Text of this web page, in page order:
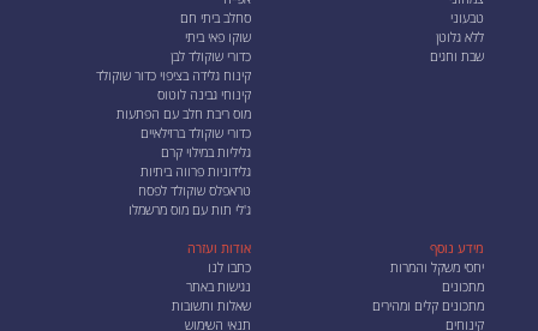
טבעוני
ללא גלוטן
שבת וחגים
סחלב ביתי חם
שוקו פאי ביתי
כדורי שוקולד לבן
קינוח גלידה בציפוי כדור שוקולד
קינוחי גבינה לוטוס
מוס ריבת חלב עם הפתעות
כדורי שוקולד ברזילאיים
גליליות במילוי קרם
גלידוניות פרווה ביתיות
טראפלס שוקולד לפסח
ג'לי תות עם מוס מרשמלו
מידע נוסף
יחסי משקל והמרות
מתכונים
מתכונים קלים ומהירים
קינוחים
אודות ועזרה
כתבו לנו
נגישות באתר
שאלות ותשובות
תנאי השימוש